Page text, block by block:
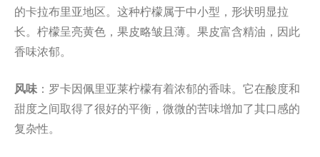
的卡拉布里亚地区。这种柠檬属于中小型，形状明显拉
长。柠檬呈亮黄色，果皮略皱且薄。果皮富含精油，因此
香味浓郁。
风味 ：罗卡因佩里亚莱柠檬有着浓郁的香味。它在酸度和
甜度之间取得了很好的平衡，微微的苦味增加了其口感的
复杂性。